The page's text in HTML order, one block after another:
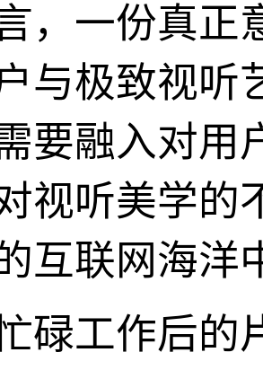
，一份真正
与极致视听
要融入对用
视听美学的
互联网海洋
碌工作后的